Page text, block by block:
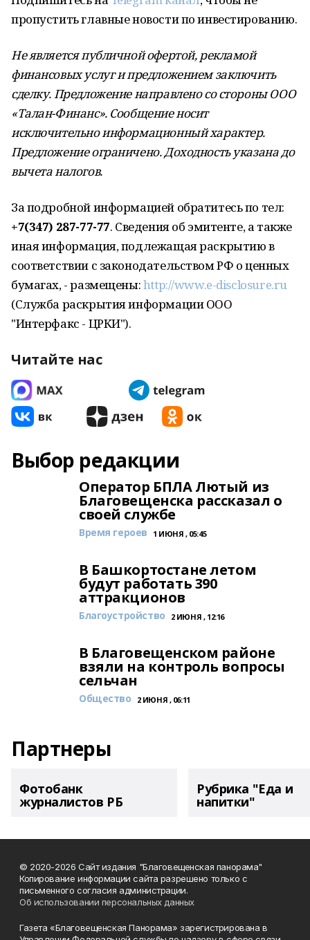
пропустить главные новости по инвестированию.
Не является публичной офертой, рекламой
финансовых услуг и предложением заключить
сделку. Предложение направлено со стороны ООО
«Талан-Финанс». Сообщение носит
исключительно информационный характер.
Предложение ограничено. Доходность указана до
вычета налогов.
За подробной информацией обратитесь по тел:
+7(347) 287-77-77. Сведения об эмитенте, а также
иная информация, подлежащая раскрытию в
соответствии с законодательством РФ о ценных
бумагах, - размещены:http://www.e-disclosure.ru
(Служба раскрытия информации ООО
"Интерфакс - ЦРКИ").
Читайте нас
Выбор редакции
Оператор БПЛА Лютый из
Благовещенска рассказал о
своей службе
Время героев 1 ИЮНЯ , 05:45
В Башкортостане летом
будут работать 390
аттракционов
Благоустройство 2 ИЮНЯ , 12:16
В Благовещенском районе
взяли на контроль вопросы
сельчан
Общество 2 ИЮНЯ , 06:11
Партнеры
Фотобанк
журналистов РБ
Рубрика "Еда и
напитки"
© 2020-2026 Сайт издания "Благовещенская панорама"
Копирование информации сайта разрешено только с
письменного согласия администрации.
Об использовании персональных данных
Газета «Благовещенская Панорама» зарегистрирована в